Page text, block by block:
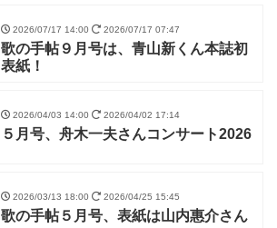
2026/07/17 14:00 2026/07/17 07:47
歌の手帖９月号は、青山新くん本誌初
表紙！
2026/04/03 14:00 2026/04/02 17:14
５月号、舟木一夫さんコンサート2026
2026/03/13 18:00 2026/04/25 15:45
歌の手帖５月号、表紙は山内惠介さん